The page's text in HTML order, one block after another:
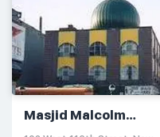
Masjid Malcolm
Shabazz